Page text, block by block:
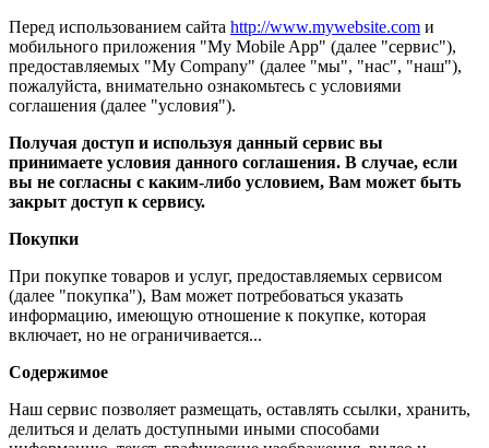
Перед использованием сайта http://www.mywebsite.com и
мобильного приложения "My Mobile App" (далее "сервис"),
предоставляемых "My Company" (далее "мы", "нас", "наш"),
пожалуйста, внимательно ознакомьтесь с условиями
соглашения (далее "условия").
Получая доступ и используя данный сервис вы
принимаете условия данного соглашения. В случае, если
вы не согласны с каким-либо условием, Вам может быть
закрыт доступ к сервису.
Покупки
При покупке товаров и услуг, предоставляемых сервисом
(далее "покупка"), Вам может потребоваться указать
информацию, имеющую отношение к покупке, которая
включает, но не ограничивается...
Содержимое
Наш сервис позволяет размещать, оставлять ссылки, хранить,
делиться и делать доступными иными способами